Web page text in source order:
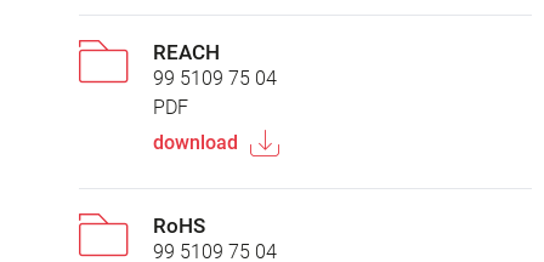
REACH
99 5109 75 04
PDF
download
RoHS
99 5109 75 04